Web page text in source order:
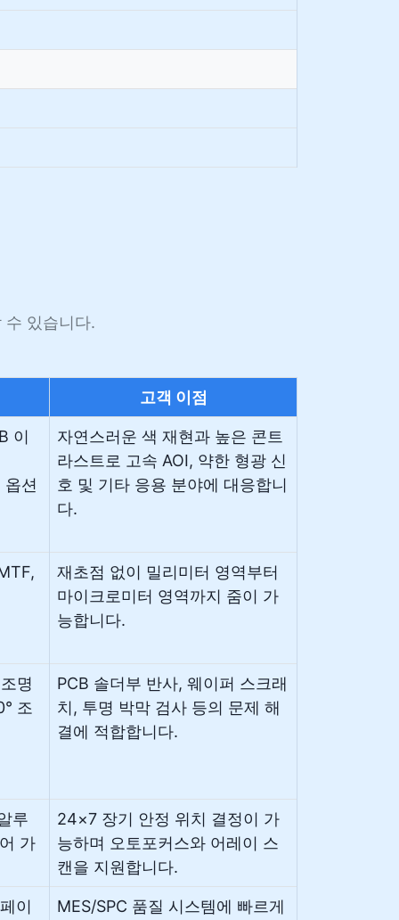
수 있습니다.
고객 이점
이
션
자연스러운 색 재현과 높은 콘트
라스트로 고속 AOI, 약한 형광 신
호 및 기타 응용 분야에 대응합니
다.
재초점 없이 밀리미터 영역부터
마이크로미터 영역까지 줌이 가
능합니다.
명
조
PCB 솔더부 반사, 웨이퍼 스크래
치, 투명 박막 검사 등의 문제 해
결에 적합합니다.
루
가
24×7 장기 안정 위치 결정이 가
능하며 오토포커스와 어레이 스
캔을 지원합니다.
이
MES/SPC 품질 시스템에 빠르게